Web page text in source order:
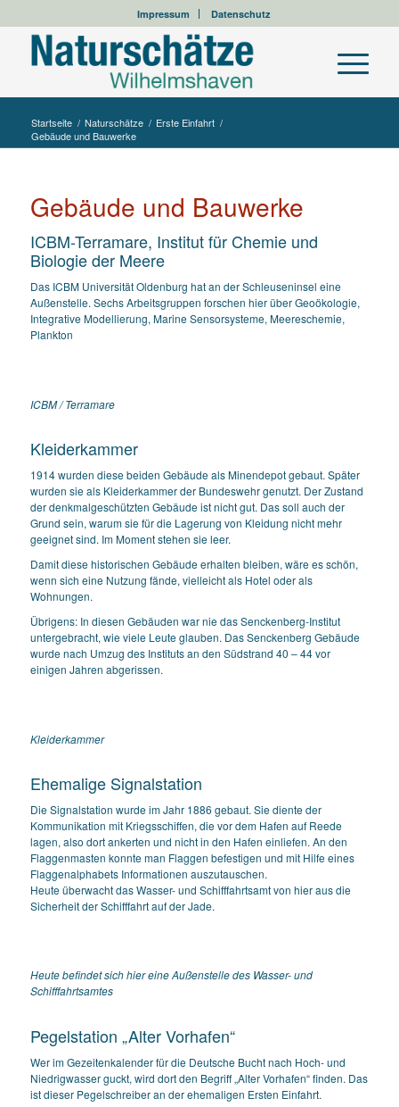
Impressum Datenschutz
Startseite / Naturschätze / Erste Einfahrt /
Gebäude und Bauwerke
Gebäude und Bauwerke
ICBM-Terramare, Institut für Chemie und
Biologie der Meere
Das ICBM Universität Oldenburg hat an der Schleuseninsel eine
Außenstelle. Sechs Arbeitsgruppen forschen hier über Geoökologie,
Integrative Modellierung, Marine Sensorsysteme, Meereschemie,
Plankton
ICBM / Terramare
Kleiderkammer
1914 wurden diese beiden Gebäude als Minendepot gebaut. Später
wurden sie als Kleiderkammer der Bundeswehr genutzt. Der Zustand
der denkmalgeschützten Gebäude ist nicht gut. Das soll auch der
Grund sein, warum sie für die Lagerung von Kleidung nicht mehr
geeignet sind. Im Moment stehen sie leer.
Damit diese historischen Gebäude erhalten bleiben, wäre es schön,
wenn sich eine Nutzung fände, vielleicht als Hotel oder als
Wohnungen.
Übrigens: In diesen Gebäuden war nie das Senckenberg-Institut
untergebracht, wie viele Leute glauben. Das Senckenberg Gebäude
wurde nach Umzug des Instituts an den Südstrand 40 – 44 vor
einigen Jahren abgerissen.
Kleiderkammer
Ehemalige Signalstation
Die Signalstation wurde im Jahr 1886 gebaut. Sie diente der
Kommunikation mit Kriegsschiffen, die vor dem Hafen auf Reede
lagen, also dort ankerten und nicht in den Hafen einliefen. An den
Flaggenmasten konnte man Flaggen befestigen und mit Hilfe eines
Flaggenalphabets Informationen auszutauschen.
Heute überwacht das Wasser- und Schifffahrtsamt von hier aus die
Sicherheit der Schifffahrt auf der Jade.
Heute befindet sich hier eine Außenstelle des Wasser- und
Schifffahrtsamtes
Pegelstation „Alter Vorhafen“
Wer im Gezeitenkalender für die Deutsche Bucht nach Hoch- und
Niedrigwasser guckt, wird dort den Begriff „Alter Vorhafen“ finden. Das
ist dieser Pegelschreiber an der ehemaligen Ersten Einfahrt.